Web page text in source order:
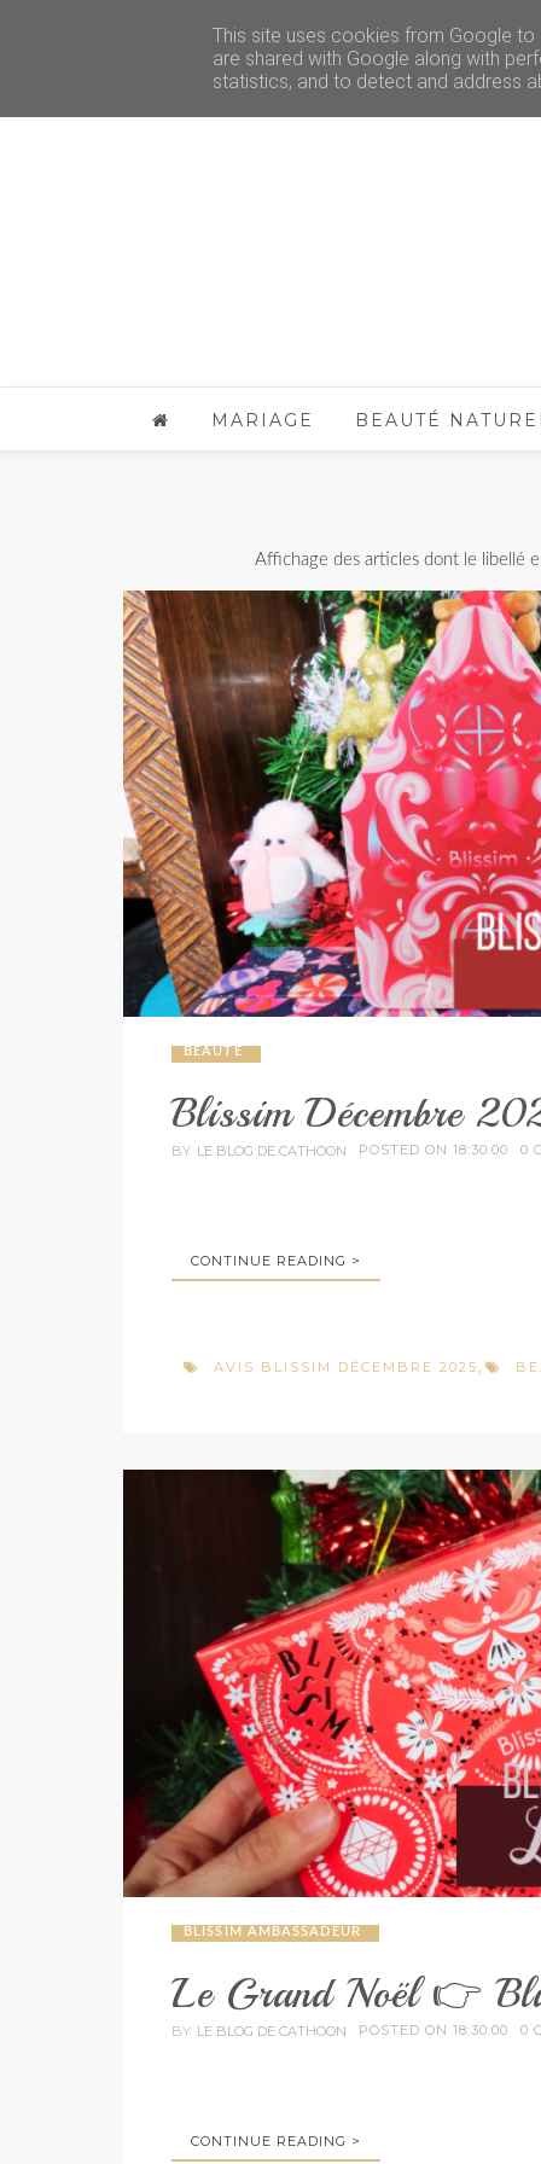
MARIAGE BEAUTÉ
Affichage des articles dont le libellé
BEAUTÉ
Blissim Décembre
BY LE BLOG DE CATHOON POSTED ON 18:30:00 0
CONTINUE READING >
AVIS BLISSIM DÉCEMBRE 2025,
BLISSIM AMBASSADEUR
Le Grand Noël 👉
BY LE BLOG DE CATHOON POSTED ON 18:30:00 0
CONTINUE READING >
This site uses cookies from Google
are shared with Google along with
statistics, and to detect and address